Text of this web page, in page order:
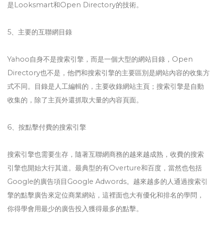
是Looksmart和Open Directory的技術。
5、主要的互聯網目錄
Yahoo自身不是搜索引擎，而是一個大型的網站目錄，Open
Directory也不是，他們和搜索引擎的主要區別是網站內容的收集方
式不同。目錄是人工編輯的，主要收錄網站主頁；搜索引擎是自動
收集的，除了主頁外還抓取大量的內容頁面。
6、按點擊付費的搜索引擎
搜索引擎也需要生存，隨著互聯網商務的越來越成熟，收費的搜索
引擎也開始大行其道。最典型的有Overture和百度，當然也包括
Google的廣告項目Google Adwords。越來越多的人通過搜索引
擎的點擊廣告來定位商業網站，這裡面也大有優化和排名的學問，
你得學會用最少的廣告投入獲得最多的點擊。